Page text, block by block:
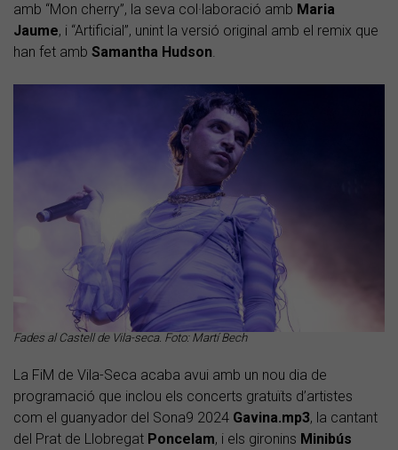
amb “Mon cherry”, la seva col·laboració amb Maria
Jaume, i “Artificial”, unint la versió original amb el remix que
han fet amb Samantha Hudson.
Fades al Castell de Vila-seca. Foto: Martí Bech
La FiM de Vila-Seca acaba avui amb un nou dia de
programació que inclou els concerts gratuïts d’artistes
com el guanyador del Sona9 2024 Gavina.mp3, la cantant
del Prat de Llobregat Poncelam, i els gironins Minibús